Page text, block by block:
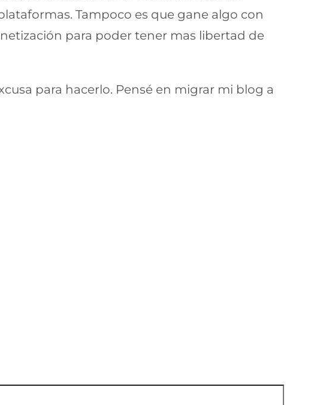
Tampoco es que gane algo con
para poder tener mas libertad de
para hacerlo. Pensé en migrar mi blog a